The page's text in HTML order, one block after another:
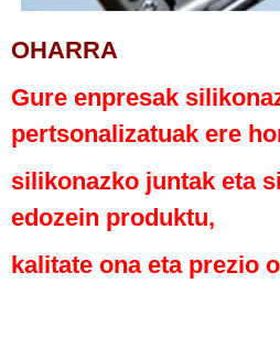
OHARRA
Gure enpresak
pertsonalizatuak ere
silikonazko juntak eta
edozein produktu,
kalitate ona eta prezio